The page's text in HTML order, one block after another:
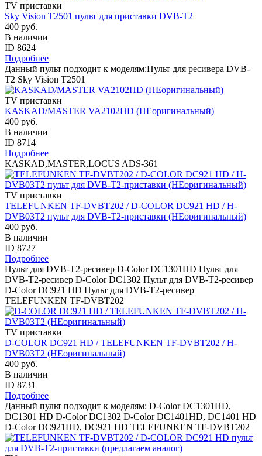
TV приставки
Sky Vision T2501 пульт для приставки DVB-T2
400 руб.
В наличии
ID 8624
Подробнее
Данный пульт подходит к моделям:Пульт для ресивера DVB-
T2 Sky Vision T2501
TV приставки
KASKAD/MASTER VA2102HD (НЕоригинальный)
400 руб.
В наличии
ID 8714
Подробнее
KASKAD,MASTER,LOCUS ADS-361
TV приставки
TELEFUNKEN TF-DVBT202 / D-COLOR DC921 HD / H-
DVB03T2 пульт для DVB-T2-приставки (НЕоригинальный)
400 руб.
В наличии
ID 8727
Подробнее
Пульт для DVB-T2-ресивер D-Color DC1301HD Пульт для
DVB-T2-ресивер D-Color DC1302 Пульт для DVB-T2-ресивер
D-Color DC921 HD Пульт для DVB-T2-ресивер
TELEFUNKEN TF-DVBT202
TV приставки
D-COLOR DC921 HD / TELEFUNKEN TF-DVBT202 / H-
DVB03T2 (НЕоригинальный)
400 руб.
В наличии
ID 8731
Подробнее
Данный пульт подходит к моделям: D-Color DC1301HD,
DC1301 HD D-Color DC1302 D-Color DC1401HD, DC1401 HD
D-Color DC921HD, DC921 HD TELEFUNKEN TF-DVBT202